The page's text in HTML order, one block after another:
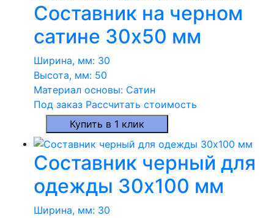
Составник на черном
сатине 30х50 мм
Ширина, мм: 30
Высота, мм: 50
Материал основы: Сатин
Под заказ Рассчитать стоимость
Купить в 1 клик
Составник черный для
одежды 30х100 мм
Ширина, мм: 30